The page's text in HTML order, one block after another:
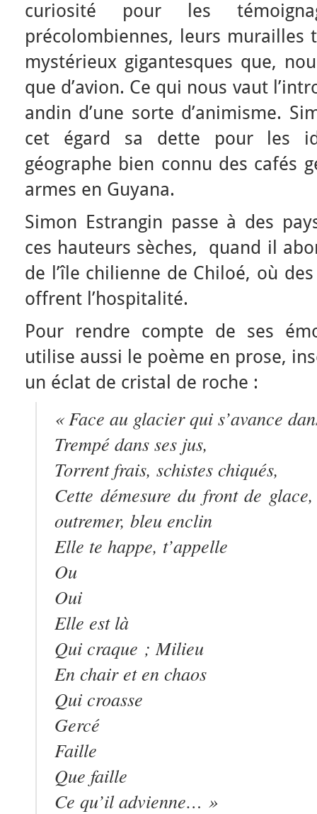
curiosité pour les
précolombiennes, leurs murailles
mystérieux gigantesques que,
que d’avion. Ce qui nous vaut
andin d’une sorte d’animisme.
cet égard sa dette pour les
géographe bien connu des cafés
armes en Guyana.
Simon Estrangin passe à des
ces hauteurs sèches, quand il
de l’île chilienne de Chiloé, où
offrent l’hospitalité.
Pour rendre compte de ses
utilise aussi le poème en prose,
un éclat de cristal de roche :
« Face au glacier qui s’avance
Trempé dans ses jus,
Torrent frais, schistes chiqués,
Cette démesure du front de
outremer, bleu enclin
Elle te happe, t’appelle
Ou
Oui
Elle est là
Qui craque ; Milieu
En chair et en chaos
Qui croasse
Gercé
Faille
Que faille
Ce qu’il advienne… »